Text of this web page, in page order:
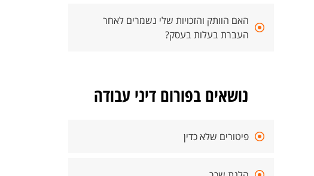
האם הוותק והזכויות שלי נשמרים לאחר
העברת בעלות בעסק?
נושאים בפורום דיני עבודה
פיטורים שלא כדין